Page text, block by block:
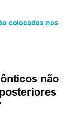
colocados nos
não